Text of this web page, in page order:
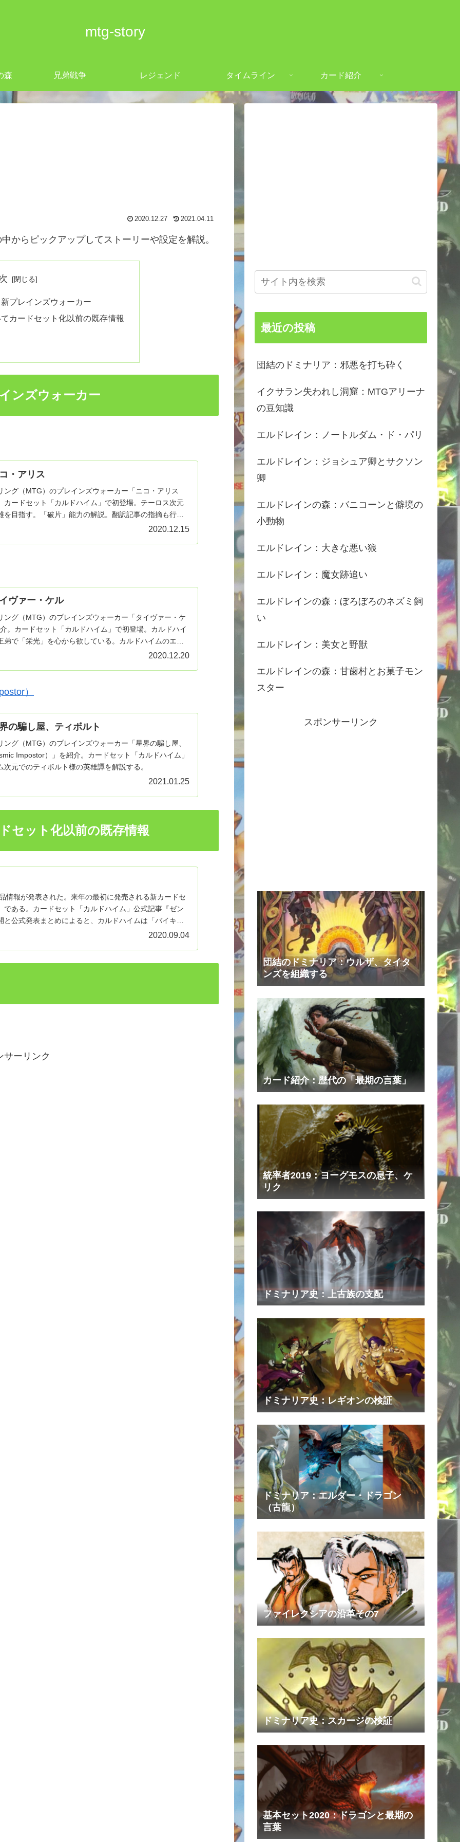
mtg-story
森 兄弟戦争 レジェンド タイムライン カード紹介
2020.12.27 2021.04.11
からピックアップしてストーリーや設定を解説。
プレインズウォーカー
カードセット化以前の既存情報
ンズウォーカー
・アリス
ング（MTG）のプレインズウォーカー「ニコ・アリス
カードセット「カルドハイム」で初登場。テーロス次元
目指す。「破片」能力の解説。翻訳記事の指摘も行っ
2020.12.15
ヴァー・ケル
ング（MTG）のプレインズウォーカー「タイヴァー・ケ
。カードセット「カルドハイム」で初登場。カルドハイ
で「栄光」を心から欲している。カルドハイムのエル
2020.12.20
）
の騙し屋、ティボルト
グ（MTG）のプレインズウォーカー「星界の騙し屋、
Impostor）」を紹介。カードセット「カルドハイム」
元でのティボルト様の英雄譚を解説する。
2021.01.25
セット化以前の既存情報
情報が発表された。来年の最初に発売される新カードセ
である。カードセット「カルドハイム」公式記事『ゼン
公式発表まとめによると、カルドハイムは「バイキン
2020.09.04
サーリンク
最近の投稿
団結のドミナリア：邪悪を打ち砕く
イクサラン失われし洞窟：MTGアリーナ
の豆知識
エルドレイン：ノートルダム・ド・パリ
エルドレイン：ジョシュア卿とサクソン
卿
エルドレインの森：バニコーンと僻境の
小動物
エルドレイン：大きな悪い狼
エルドレイン：魔女跡追い
エルドレインの森：ぼろぼろのネズミ飼
い
エルドレイン：美女と野獣
エルドレインの森：甘歯村とお菓子モン
スター
スポンサーリンク
団結のドミナリア：ウルザ、タイタ
ンズを組織する
カード紹介：歴代の「最期の言葉」
統率者2019：ヨーグモスの息子、ケ
リク
ドミナリア史：上古族の支配
ドミナリア史：レギオンの検証
ドミナリア：エルダー・ドラゴン
（古龍）
ファイレクシアの沿革その7
ドミナリア史：スカージの検証
基本セット2020：ドラゴンと最期の
言葉